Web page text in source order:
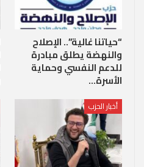
“حياتنا غالية”.. الإصلاح
والنهضة يطلق مبادرة
للدعم النفسي وحماية
الأسرة…
أخبار الحزب